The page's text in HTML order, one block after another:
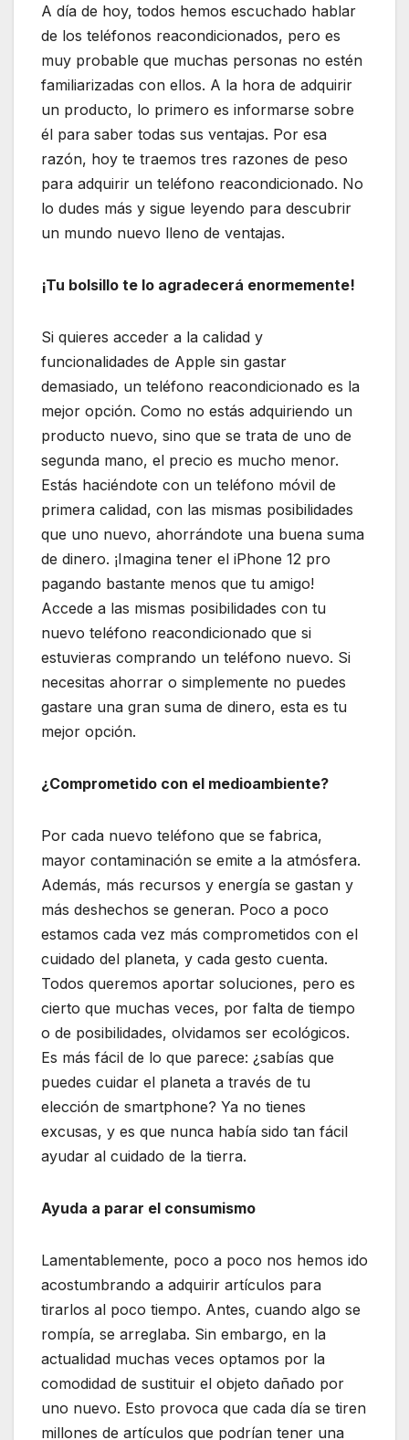
A día de hoy, todos hemos escuchado hablar
de los teléfonos reacondicionados, pero es
muy probable que muchas personas no estén
familiarizadas con ellos. A la hora de adquirir
un producto, lo primero es informarse sobre
él para saber todas sus ventajas. Por esa
razón, hoy te traemos tres razones de peso
para adquirir un teléfono reacondicionado. No
lo dudes más y sigue leyendo para descubrir
un mundo nuevo lleno de ventajas.
¡Tu bolsillo te lo agradecerá enormemente!
Si quieres acceder a la calidad y
funcionalidades de Apple sin gastar
demasiado, un teléfono reacondicionado es la
mejor opción. Como no estás adquiriendo un
producto nuevo, sino que se trata de uno de
segunda mano, el precio es mucho menor.
Estás haciéndote con un teléfono móvil de
primera calidad, con las mismas posibilidades
que uno nuevo, ahorrándote una buena suma
de dinero. ¡Imagina tener el iPhone 12 pro
pagando bastante menos que tu amigo!
Accede a las mismas posibilidades con tu
nuevo teléfono reacondicionado que si
estuvieras comprando un teléfono nuevo. Si
necesitas ahorrar o simplemente no puedes
gastare una gran suma de dinero, esta es tu
mejor opción.
¿Comprometido con el medioambiente?
Por cada nuevo teléfono que se fabrica,
mayor contaminación se emite a la atmósfera.
Además, más recursos y energía se gastan y
más deshechos se generan. Poco a poco
estamos cada vez más comprometidos con el
cuidado del planeta, y cada gesto cuenta.
Todos queremos aportar soluciones, pero es
cierto que muchas veces, por falta de tiempo
o de posibilidades, olvidamos ser ecológicos.
Es más fácil de lo que parece: ¿sabías que
puedes cuidar el planeta a través de tu
elección de smartphone? Ya no tienes
excusas, y es que nunca había sido tan fácil
ayudar al cuidado de la tierra.
Ayuda a parar el consumismo
Lamentablemente, poco a poco nos hemos ido
acostumbrando a adquirir artículos para
tirarlos al poco tiempo. Antes, cuando algo se
rompía, se arreglaba. Sin embargo, en la
actualidad muchas veces optamos por la
comodidad de sustituir el objeto dañado por
uno nuevo. Esto provoca que cada día se tiren
millones de artículos que podrían tener una